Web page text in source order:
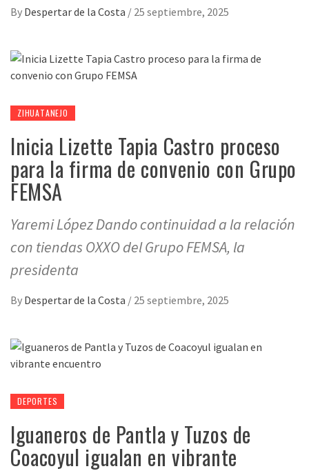
By Despertar de la Costa / 25 septiembre, 2025
ZIHUATANEJO
Inicia Lizette Tapia Castro proceso
para la firma de convenio con Grupo
FEMSA
Yaremi López Dando continuidad a la relación
con tiendas OXXO del Grupo FEMSA, la
presidenta
By Despertar de la Costa / 25 septiembre, 2025
DEPORTES
Iguaneros de Pantla y Tuzos de
Coacoyul igualan en vibrante